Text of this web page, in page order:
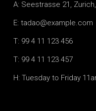
A: Seestrasse 21,
E: tadao@example.com
T: 99 4 11 123 456
T: 99 4 11 123 457
H: Tuesday to Friday